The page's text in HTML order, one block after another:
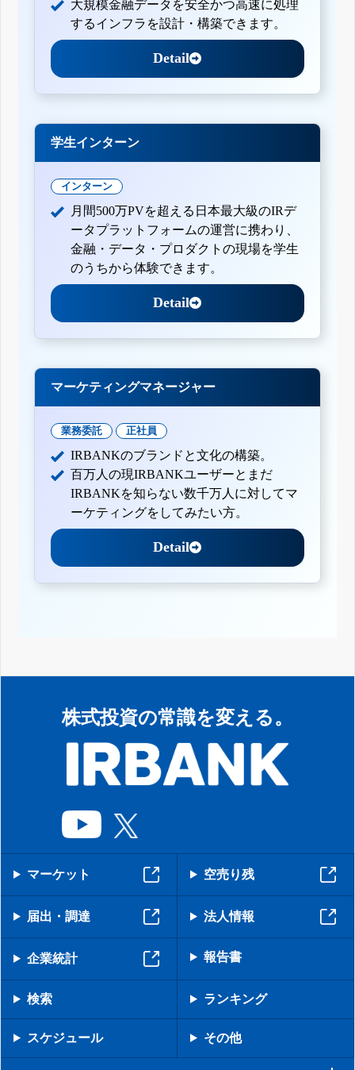
大規模金融データを安全かつ高速に処理
するインフラを設計・構築できます。
Detail
学生インターン
インターン
月間500万PVを超える日本最大級のIRデ
ータプラットフォームの運営に携わり、
金融・データ・プロダクトの現場を学生
のうちから体験できます。
Detail
マーケティングマネージャー
業務委託 正社員
IRBANKのブランドと文化の構築。
百万人の現IRBANKユーザーとまだ
IRBANKを知らない数千万人に対してマ
ーケティングをしてみたい方。
Detail
株式投資の常識を変える。
マーケット 空売り残
届出・調達 法人情報
企業統計 報告書
検索 ランキング
スケジュール その他